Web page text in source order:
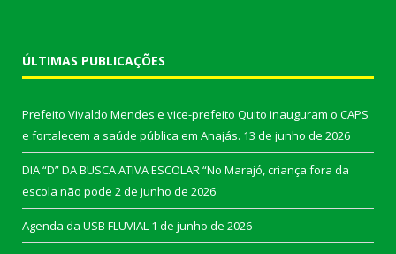
ÚLTIMAS PUBLICAÇÕES
Prefeito Vivaldo Mendes e vice-prefeito Quito inauguram o CAPS
e fortalecem a saúde pública em Anajás. 13 de junho de 2026
DIA “D” DA BUSCA ATIVA ESCOLAR “No Marajó, criança fora da
escola não pode 2 de junho de 2026
Agenda da USB FLUVIAL 1 de junho de 2026